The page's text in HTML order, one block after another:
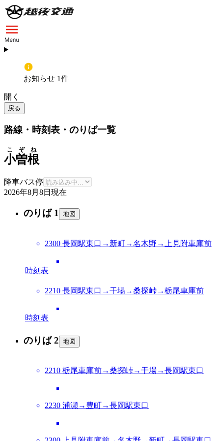
お知らせ 1件
開く
戻る
路線・時刻表・のりば一覧
小曽根
こぞね
降車バス停
2026年8月8日 現在
のりば 1 地図
2300 長岡駅東口→新町→名木野→上見附車庫前
時刻表
2210 長岡駅東口→干場→桑探峠→栃尾車庫前
時刻表
のりば 2 地図
2210 栃尾車庫前→桑探峠→干場→長岡駅東口
2230 浦瀬→豊町→長岡駅東口